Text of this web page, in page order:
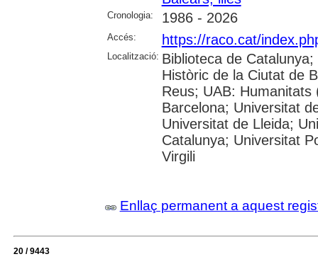
Cronologia: 1986 - 2026
Accés: https://raco.cat/
Localització: Biblioteca de
Històric de la Ciutat de
Reus; UAB:
Barcelona; Universitat
Universitat de Lleida;
Catalunya; Universitat
Virgili
Enllaç permanent a aquest
20 / 9443